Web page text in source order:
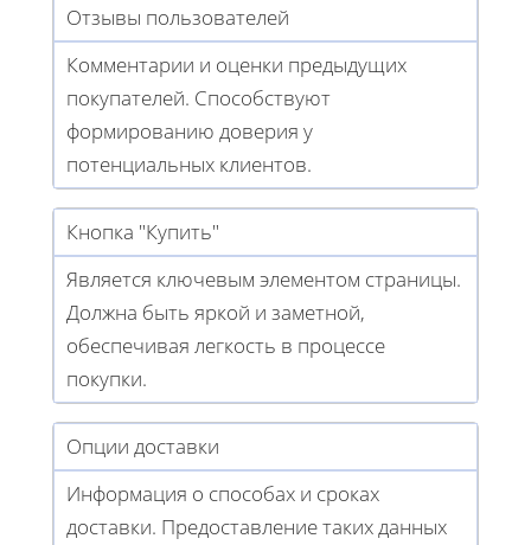
Отзывы пользователей
Комментарии и оценки предыдущих
покупателей. Способствуют
формированию доверия у
потенциальных клиентов.
Кнопка "Купить"
Является ключевым элементом страницы.
Должна быть яркой и заметной,
обеспечивая легкость в процессе
покупки.
Опции доставки
Информация о способах и сроках
доставки. Предоставление таких данных